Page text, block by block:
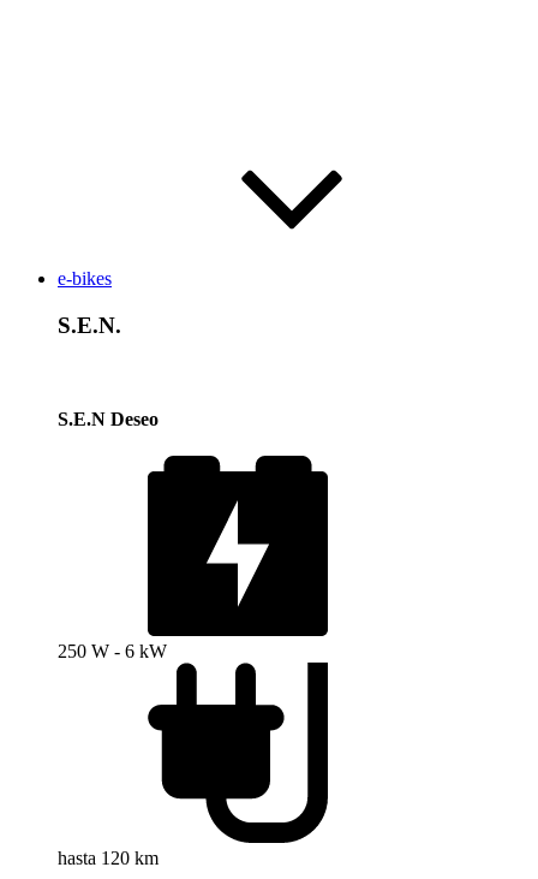
e-bikes
S.E.N.
S.E.N Deseo
250 W - 6 kW
hasta 120 km